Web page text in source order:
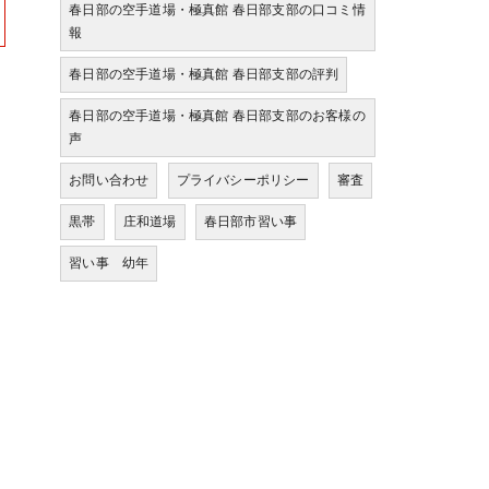
春日部の空手道場・極真館 春日部支部の口コミ情
報
春日部の空手道場・極真館 春日部支部の評判
春日部の空手道場・極真館 春日部支部のお客様の
声
お問い合わせ プライバシーポリシー 審査
黒帯 庄和道場 春日部市習い事
習い事 幼年